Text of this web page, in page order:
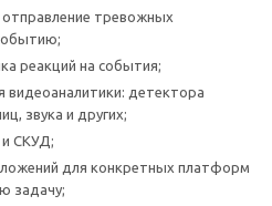
тревожных
реакций на события;
детектора
звука и других;
и СКУД;
для конкретных платформ
задачу;